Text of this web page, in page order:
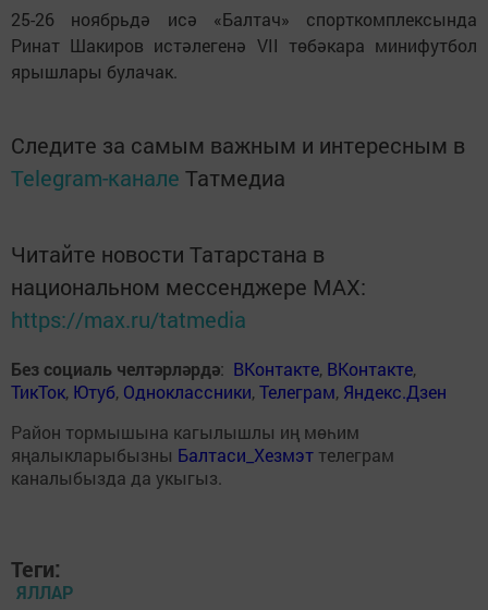
25-26 ноябрьдә исә «Балтач» спорткомплексында
Ринат Шакиров истәлегенә VII төбәкара минифутбол
ярышлары булачак.
Следите за самым важным и интересным в
Telegram-канале Татмедиа
Читайте новости Татарстана в
национальном мессенджере MАХ:
https://max.ru/tatmedia
Без социаль челтәрләрдә: ВКонтакте, ВКонтакте,
ТикТок, Ютуб, Одноклассники,Телеграм, Яндекс.Дзен
Район тормышына кагылышлы иң мөһим
яңалыкларыбызны Балтаси_Хезмэт телеграм
каналыбызда да укыгыз.
Теги:
ЯЛЛАР